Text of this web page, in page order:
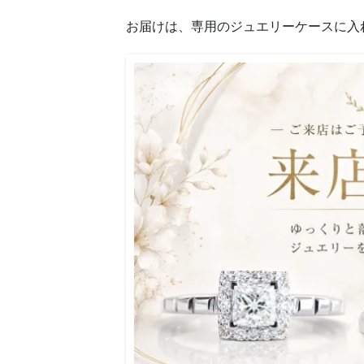
お届けは、専用のジュエリーケースに